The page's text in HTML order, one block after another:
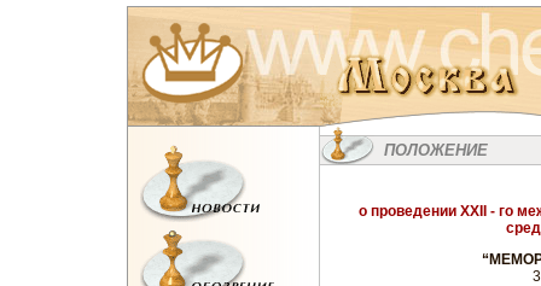
ПОЛОЖЕНИЕ
о проведении ХХII - го